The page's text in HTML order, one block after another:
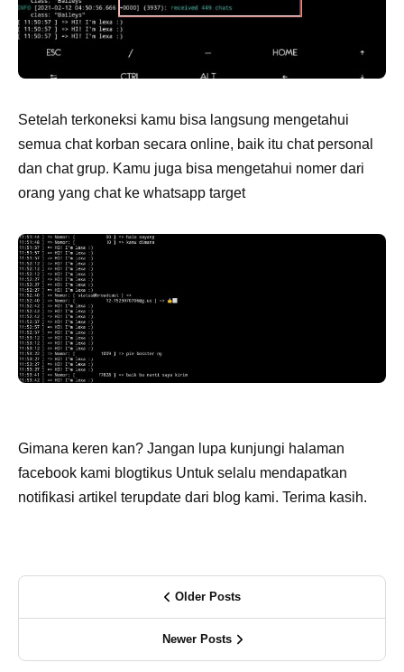
Setelah terkoneksi kamu bisa langsung mengetahui
semua chat korban secara online, baik itu chat personal
dan chat grup. Kamu juga bisa mengetahui nomer dari
orang yang chat ke whatsapp target
Gimana keren kan? Jangan lupa kunjungi halaman
facebook kami blogtikus Untuk selalu mendapatkan
notifikasi artikel terupdate dari blog kami. Terima kasih.
Older Posts
Newer Posts